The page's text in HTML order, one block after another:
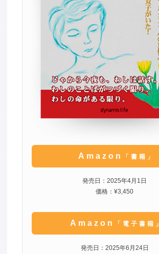
Amazon 「書籍」
発売日：2025年4月1日
価格：¥3,450
Amazon 「電子書籍
発売日：2025年6月24日